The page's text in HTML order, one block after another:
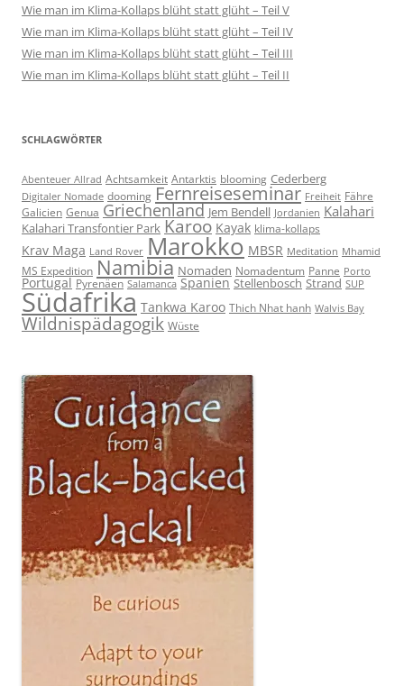
Wie man im Klima-Kollaps blüht statt glüht – Teil V
Wie man im Klima-Kollaps blüht statt glüht – Teil IV
Wie man im Klima-Kollaps blüht statt glüht – Teil III
Wie man im Klima-Kollaps blüht statt glüht – Teil II
SCHLAGWÖRTER
Abenteuer Allrad Achtsamkeit Antarktis blooming Cederberg
Digitaler Nomade dooming Fernreiseseminar Freiheit Fähre
Galicien Genua Griechenland Jem Bendell Jordanien Kalahari
Kalahari Transfontier Park Karoo Kayak klima-kollaps
Krav Maga Land Rover Marokko MBSR Meditation Mhamid
MS Expedition Namibia Nomaden Nomadentum Panne Porto
Portugal Pyrenäen Salamanca Spanien Stellenbosch Strand SUP
Südafrika Tankwa Karoo Thich Nhat hanh Walvis Bay
Wildnispädagogik Wüste